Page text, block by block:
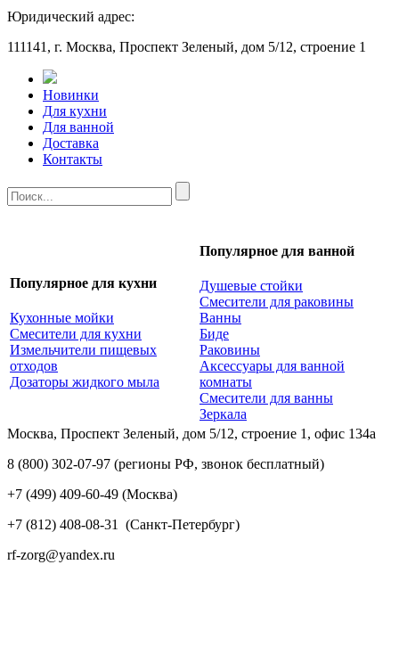
Юридический адрес:
111141, г. Москва, Проспект Зеленый, дом 5/12, строение 1
Новинки
Для кухни
Для ванной
Доставка
Контакты
Популярное для кухни
Кухонные мойки
Смесители для кухни
Измельчители пищевых
отходов
Дозаторы жидкого мыла
Популярное для ванной
Душевые стойки
Смесители для раковины
Ванны
Биде
Раковины
Аксессуары для ванной
комнаты
Смесители для ванны
Зеркала
Москва, Проспект Зеленый, дом 5/12, строение 1, офис 134а
8 (800) 302-07-97 (регионы РФ, звонок бесплатный)
+7 (499) 409-60-49 (Москва)
+7 (812) 408-08-31 (Санкт-Петербург)
rf-zorg@yandex.ru